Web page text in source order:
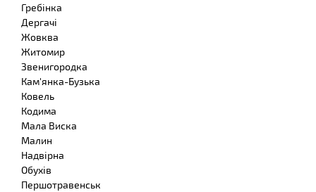
Гребінка
Дергачі
Жовква
Житомир
Звенигородка
Кам'янка-Бузька
Ковель
Кодима
Мала Виска
Малин
Надвірна
Обухів
Першотравенськ